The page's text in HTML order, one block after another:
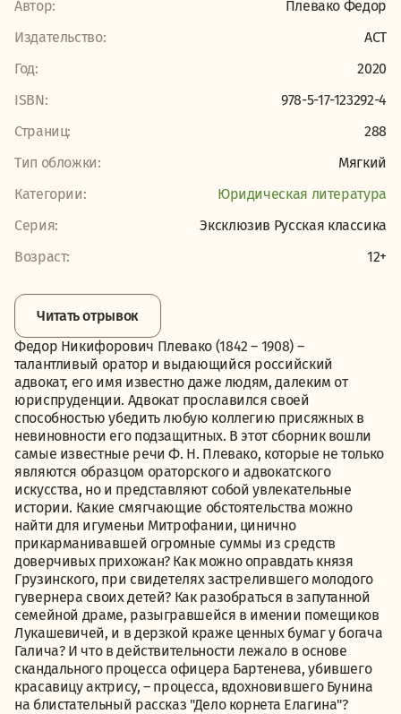
Автор:
Плевако Федор
Издательство:
АСТ
Год:
2020
ISBN:
978-5-17-123292-4
Страниц:
288
Тип обложки:
Мягкий
Категории:
Юридическая литература
Серия:
Эксклюзив Русская классика
Возраст:
12+
Читать отрывок
Федор Никифорович Плевако (1842 – 1908) –
талантливый оратор и выдающийся российский
адвокат, его имя известно даже людям, далеким от
юриспруденции. Адвокат прославился своей
способностью убедить любую коллегию присяжных в
невиновности его подзащитных. В этот сборник вошли
самые известные речи Ф. Н. Плевако, которые не только
являются образцом ораторского и адвокатского
искусства, но и представляют собой увлекательные
истории. Какие смягчающие обстоятельства можно
найти для игуменьи Митрофании, цинично
прикарманивавшей огромные суммы из средств
доверчивых прихожан? Как можно оправдать князя
Грузинского, при свидетелях застрелившего молодого
гувернера своих детей? Как разобраться в запутанной
семейной драме, разыгравшейся в имении помещиков
Лукашевичей, и в дерзкой краже ценных бумаг у богача
Галича? И что в действительности лежало в основе
скандального процесса офицера Бартенева, убившего
красавицу актрису, – процесса, вдохновившего Бунина
на блистательный рассказ "Дело корнета Елагина"?